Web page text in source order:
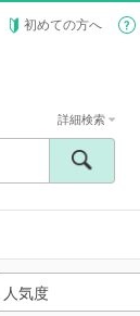
初めての方へ
詳細検索
人気度